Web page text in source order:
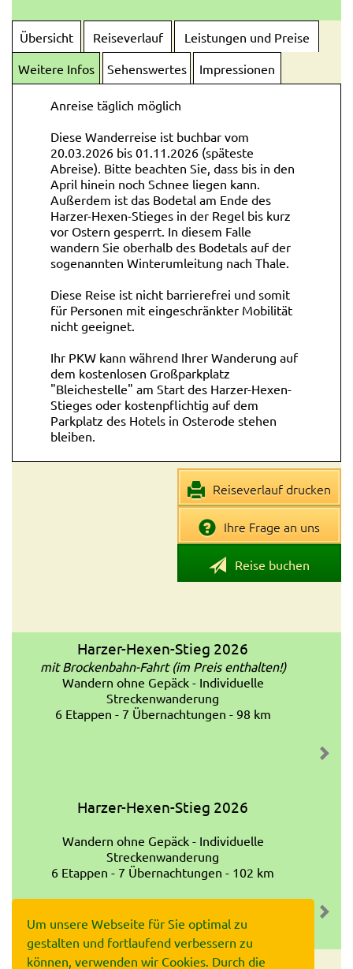
Um unsere Webseite für Sie optimal zu
gestalten und fortlaufend verbessern zu
können, verwenden wir Cookies. Durch die
Übersicht Reiseverlauf
Leistungen und Preise
Weitere Infos
Sehenswertes Impressionen
Anreise täglich möglich
Diese Wanderreise ist buchbar vom
20.03.2026 bis 01.11.2026 (späteste
Abreise). Bitte beachten Sie, dass bis in den
April hinein noch Schnee liegen kann.
Außerdem ist das Bodetal am Ende des
Harzer-Hexen-Stieges in der Regel bis kurz
vor Ostern gesperrt. In diesem Falle
wandern Sie oberhalb des Bodetals auf der
sogenannten Winterumleitung nach Thale.
Diese Reise ist nicht barrierefrei und somit
für Personen mit eingeschränkter Mobilität
nicht geeignet.
Ihr PKW kann während Ihrer Wanderung auf
dem kostenlosen Großparkplatz
"Bleichestelle" am Start des Harzer-Hexen-
Stieges oder kostenpflichtig auf dem
Parkplatz des Hotels in Osterode stehen
bleiben.
Die letzte Übernachtung ist je nach Wunsch
und Verfügbarkeit in Thale oder Quedlinburg
(Weltkulturerbe) möglich. Bei Übernachtung
in Quedlinburg fahren Sie ab Bahnhof Thale
mit der Bahn (stündliche Abfahrt, Fahrzeit
ca. 11 min) nach Quedlinburg.
Ihr Hund darf bei dieser Wanderreise gerne
Reiseverlauf drucken
Ihre Frage an uns
Reise buchen
Harzer-Hexen-Stieg 2026
mit Brockenbahn-Fahrt (im Preis enthalten!)
Wandern ohne Gepäck - Individuelle
Streckenwanderung
6 Etappen - 7 Übernachtungen - 98 km
Harzer-Hexen-Stieg 2026
Wandern ohne Gepäck - Individuelle
Streckenwanderung
6 Etappen - 7 Übernachtungen - 102 km